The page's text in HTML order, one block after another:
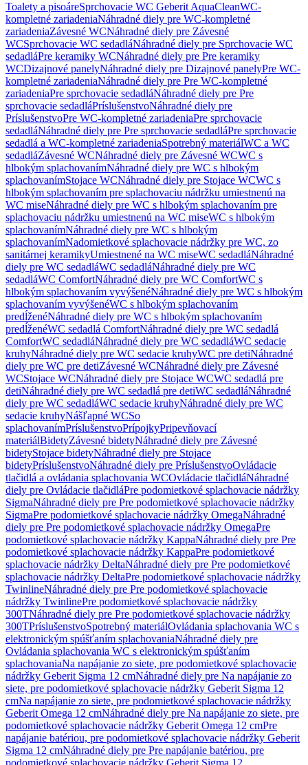
Toalety a pisoáreSprchovacie WC Geberit AquaCleanWC-
kompletné zariadeniaNáhradné diely pre WC-kompletné
zariadeniaZávesné WCNáhradné diely pre Závesné
WCSprchovacie WC sedadláNáhradné diely pre Sprchovacie WC
sedadláPre keramiky WCNáhradné diely pre Pre keramiky
WCDizajnové panelyNáhradné diely pre Dizajnové panelyPre WC-
kompletné zariadeniaNáhradné diely pre Pre WC-kompletné
zariadeniaPre sprchovacie sedadláNáhradné diely pre Pre
sprchovacie sedadláPríslušenstvoNáhradné diely pre
PríslušenstvoPre WC-kompletné zariadeniaPre sprchovacie
sedadláNáhradné diely pre Pre sprchovacie sedadláPre sprchovacie
sedadlá a WC-kompletné zariadeniaSpotrebný materiálWC a WC
sedadláZávesné WCNáhradné diely pre Závesné WCWC s
hlbokým splachovanímNáhradné diely pre WC s hlbokým
splachovanímStojace WCNáhradné diely pre Stojace WCWC s
hlbokým splachovaním pre splachovaciu nádržku umiestnenú na
WC miseNáhradné diely pre WC s hlbokým splachovaním pre
splachovaciu nádržku umiestnenú na WC miseWC s hlbokým
splachovanímNáhradné diely pre WC s hlbokým
splachovanímNadomietkové splachovacie nádržky pre WC, zo
sanitárnej keramikyUmiestnené na WC miseWC sedadláNáhradné
diely pre WC sedadláWC sedadláNáhradné diely pre WC
sedadláWC ComfortNáhradné diely pre WC ComfortWC s
hlbokým splachovaním vyvýšenéNáhradné diely pre WC s hlbokým
splachovaním vyvýšenéWC s hlbokým splachovaním
predĺženéNáhradné diely pre WC s hlbokým splachovaním
predĺženéWC sedadlá ComfortNáhradné diely pre WC sedadlá
ComfortWC sedadláNáhradné diely pre WC sedadláWC sedacie
kruhyNáhradné diely pre WC sedacie kruhyWC pre detiNáhradné
diely pre WC pre detiZávesné WCNáhradné diely pre Závesné
WCStojace WCNáhradné diely pre Stojace WCWC sedadlá pre
detiNáhradné diely pre WC sedadlá pre detiWC sedadláNáhradné
diely pre WC sedadláWC sedacie kruhyNáhradné diely pre WC
sedacie kruhyNášľapné WCSo
splachovanímPríslušenstvoPrípojkyPripevňovací
materiálBidetyZávesné bidetyNáhradné diely pre Závesné
bidetyStojace bidetyNáhradné diely pre Stojace
bidetyPríslušenstvoNáhradné diely pre PríslušenstvoOvládacie
tlačidlá a ovládania splachovania WCOvládacie tlačidláNáhradné
diely pre Ovládacie tlačidláPre podomietkové splachovacie nádržky
SigmaNáhradné diely pre Pre podomietkové splachovacie nádržky
SigmaPre podomietkové splachovacie nádržky OmegaNáhradné
diely pre Pre podomietkové splachovacie nádržky OmegaPre
podomietkové splachovacie nádržky KappaNáhradné diely pre Pre
podomietkové splachovacie nádržky KappaPre podomietkové
splachovacie nádržky DeltaNáhradné diely pre Pre podomietkové
splachovacie nádržky DeltaPre podomietkové splachovacie nádržky
TwinlineNáhradné diely pre Pre podomietkové splachovacie
nádržky TwinlinePre podomietkové splachovacie nádržky
300TNáhradné diely pre Pre podomietkové splachovacie nádržky
300TPríslušenstvoSpotrebný materiálOvládania splachovania WC s
elektronickým spúšťaním splachovaniaNáhradné diely pre
Ovládania splachovania WC s elektronickým spúšťaním
splachovaniaNa napájanie zo siete, pre podomietkové splachovacie
nádržky Geberit Sigma 12 cmNáhradné diely pre Na napájanie zo
siete, pre podomietkové splachovacie nádržky Geberit Sigma 12
cmNa napájanie zo siete, pre podomietkové splachovacie nádržky
Geberit Omega 12 cmNáhradné diely pre Na napájanie zo siete, pre
podomietkové splachovacie nádržky Geberit Omega 12 cmPre
napájanie batériou, pre podomietkové splachovacie nádržky Geberit
Sigma 12 cmNáhradné diely pre Pre napájanie batériou, pre
podomietkové splachovacie nádržky Geberit Sigma 12